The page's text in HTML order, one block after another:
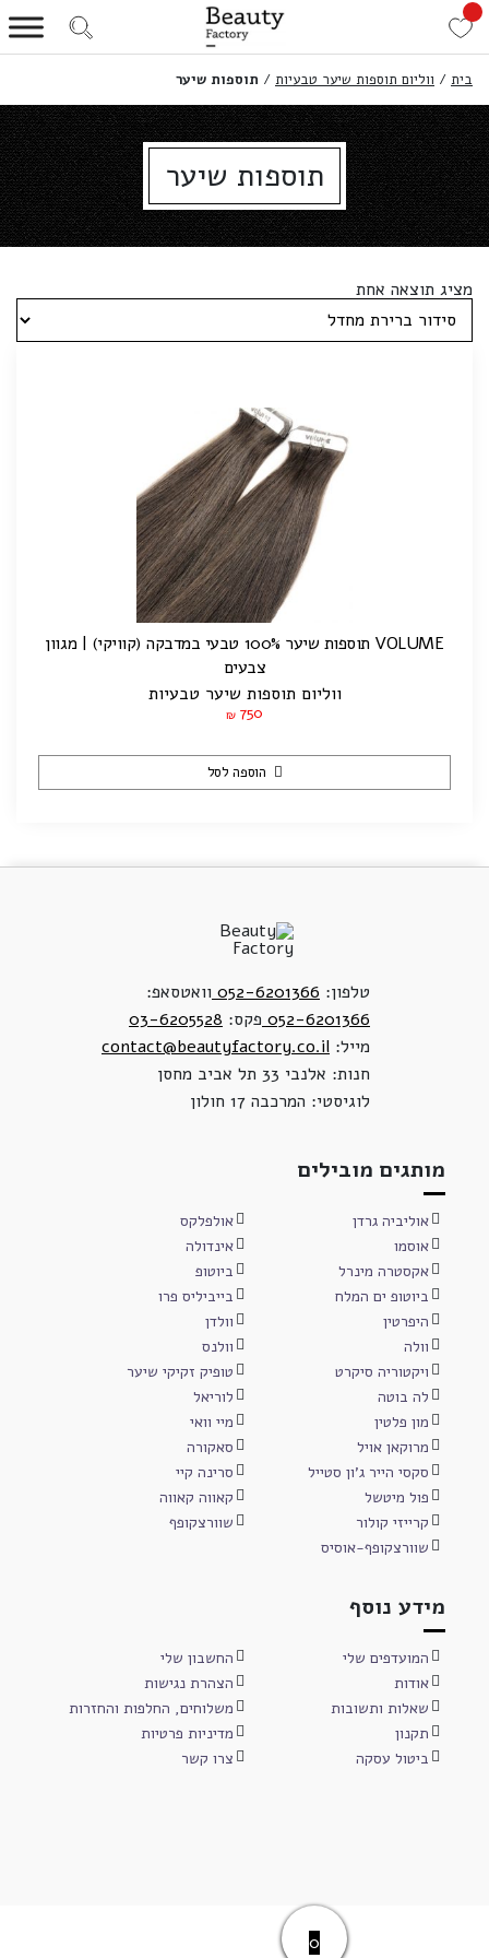
בית / ווליום תוספות שיער טבעיות / תוספות שיער
תוספות שיער
מציג תוצאה אחת
VOLUME תוספות שיער 100% טבעי במדבקה (קוויקי) | מגוון
צבעים
ווליום תוספות שיער טבעיות
₪ 750
הוספה לסל
טלפון: 052-6201366 וואטסאפ:
052-6201366 פקס: 03-6205528
מייל: contact@beautyfactory.co.il
חנות: אלנבי 33 תל אביב מחסן
לוגיסטי: המרכבה 17 חולון
מותגים מובילים
אוליביה גרדן
אולפלקס
אוסמו
אינדולה
אקסטרה מינרל
ביוטופ
ביוטופ ים המלח
בייביליס פרו
היפרטין
וולדן
וולה
וולנס
ויקטוריה סיקרט
טופיק זקיקי שיער
לה בוטה
לוריאל
מון פלטין
מיי וואי
מרוקאן אויל
סאקורה
סקסי הייר ג'ון סטייל
סרינה קיי
פול מיטשל
קאווה קאווה
קרייזי קולור
שוורצקופף
שוורצקופף-אוסיס
מידע נוסף
המועדפים שלי
החשבון שלי
אודות
הצהרת נגישות
שאלות ותשובות
משלוחים, החלפות והחזרות
תקנון
מדיניות פרטיות
ביטול עסקה
צרו קשר
0